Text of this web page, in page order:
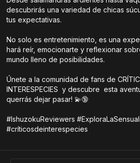
descubrirás una variedad de chicas
tus expectativas.
No solo es entretenimiento, es una
hará reír, emocionarte y reflexionar
mundo lleno de posibilidades.
Únete a la comunidad de fans de
INTERESPECIES y descubre esta
querrás dejar pasar! 💫🔞
#IshuzokuReviewers
#críticosdeinterespecies